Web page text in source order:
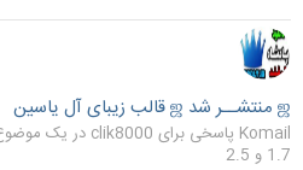
ஜ منتشــر شد ஜ قالب زیبای آل یاسین
Komail پاسخی برای clik8000 در یک موضوع ارسال کرد در
1.7 و 2.5